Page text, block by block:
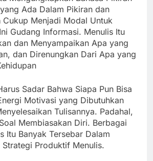
Ada Dalam Pikiran dan
Cukup Menjadi Modal Untuk
Gudang Informasi. Menulis Itu
dan Menyampaikan Apa yang
dan Direnungkan Dari Apa yang
Sadar Bahwa Siapa Pun Bisa
Motivasi yang Dibutuhkan
Tulisannya. Padahal,
Membiasakan Diri. Berbagai
Itu Banyak Tersebar Dalam
Strategi Produktif Menulis.